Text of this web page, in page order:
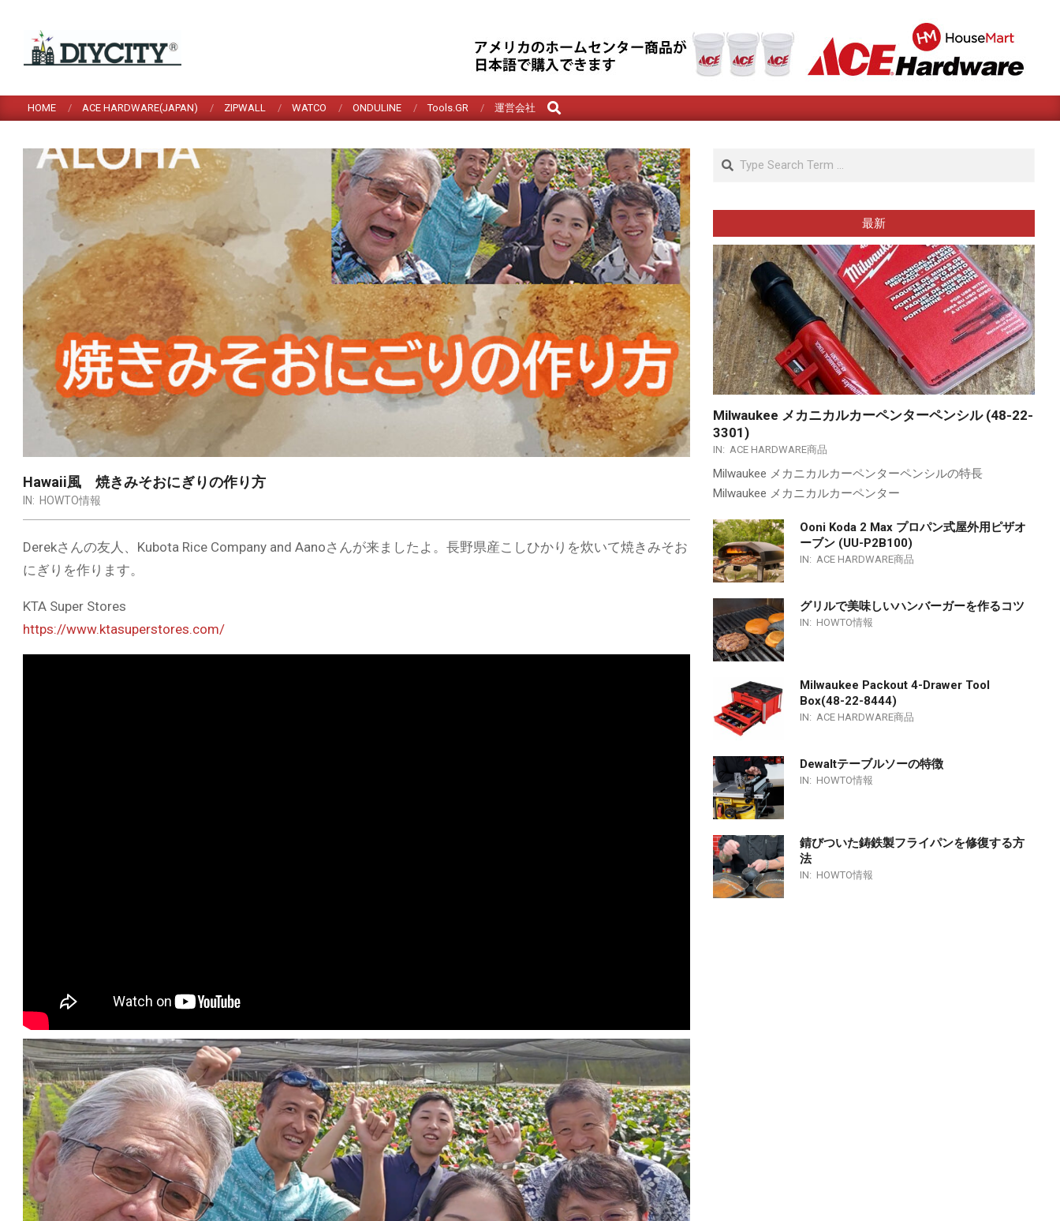
content
HOME ACE HARDWARE(JAPAN) ZIPWALL WATCO ONDULINE Tools.GR 運営会社
Search
Hawaii風 焼きみそおにぎりの作り方
IN: HOWTO情報
Derekさんの友人、Kubota Rice Company and Aanoさんが来ましたよ。長野県産こしひかりを炊いて焼きみそお
にぎりを作ります。
KTA Super Stores
https://www.ktasuperstores.com/
Search
最新
Milwaukee メカニカルカーペンターペンシル (48-22-
3301)
IN: ACE HARDWARE商品
Milwaukee メカニカルカーペンターペンシルの特長
Milwaukee メカニカルカーペンター
Ooni Koda 2 Max プロパン式屋外用ピザオ
ーブン (UU-P2B100)
IN: ACE HARDWARE商品
グリルで美味しいハンバーガーを作るコツ
IN: HOWTO情報
Milwaukee Packout 4-Drawer Tool
Box(48-22-8444)
IN: ACE HARDWARE商品
Dewaltテーブルソーの特徴
IN: HOWTO情報
錆びついた鋳鉄製フライパンを修復する方
法
IN: HOWTO情報